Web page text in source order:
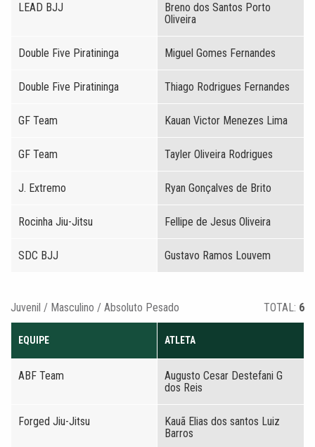
LEAD BJJ
Breno dos Santos Porto
Oliveira
Double Five Piratininga Miguel Gomes Fernandes
Double Five Piratininga Thiago Rodrigues Fernandes
GF Team Kauan Victor Menezes Lima
GF Team Tayler Oliveira Rodrigues
J. Extremo Ryan Gonçalves de Brito
Rocinha Jiu-Jitsu Fellipe de Jesus Oliveira
SDC BJJ Gustavo Ramos Louvem
Juvenil / Masculino / Absoluto Pesado TOTAL: 6
EQUIPE ATLETA
ABF Team
Augusto Cesar Destefani G
dos Reis
Forged Jiu-Jitsu
Kauã Elias dos santos Luiz
Barros